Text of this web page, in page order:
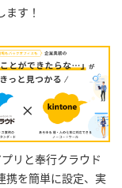
ます！
リと奉行クラウド
携を簡単に設定、実